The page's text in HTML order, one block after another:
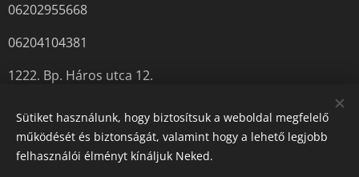
06202955668
06204104381
1222. Bp. Háros utca 12.
A termékek aktuális készletéről érdeklődjön az üzletben, vagy a
megadott elérhetőségek egyikén.
Sütiket használunk, hogy biztosítsuk a weboldal megfelelő
működését és biztonságát, valamint hogy a lehető legjobb
felhasználói élményt kínáljuk Neked.